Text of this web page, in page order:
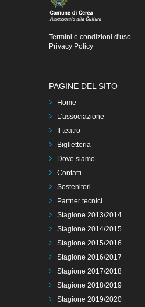
Termini e condizioni d'uso
Privacy Policy
PAGINE DEL SITO
Home
L’associazione
Il teatro
Biglietteria
Dove siamo
Contatti
Sostenitori
Partner tecnici
Stagione 2013/2014
Stagione 2014/2015
Stagione 2015/2016
Stagione 2016/2017
Stagione 2017/2018
Stagione 2018/2019
Stagione 2019/2020